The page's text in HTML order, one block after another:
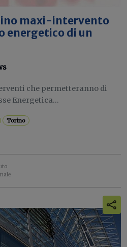
maxi-intervento
energetico di un
che permetteranno di
Energetica...
Torino